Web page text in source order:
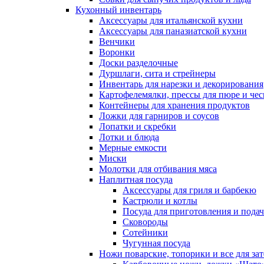
Кухонный инвентарь
Аксессуары для итальянской кухни
Аксессуары для паназиатской кухни
Венчики
Воронки
Доски разделочные
Дуршлаги, сита и стрейнеры
Инвентарь для нарезки и декорирования
Картофелемялки, прессы для пюре и
Контейнеры для хранения продуктов
Ложки для гарниров и соусов
Лопатки и скребки
Лотки и блюда
Мерные емкости
Миски
Молотки для отбивания мяса
Наплитная посуда
Аксессуары для гриля и барбекю
Кастрюли и котлы
Посуда для приготовления и
Сковороды
Сотейники
Чугунная посуда
Ножи поварские, топорики и все для